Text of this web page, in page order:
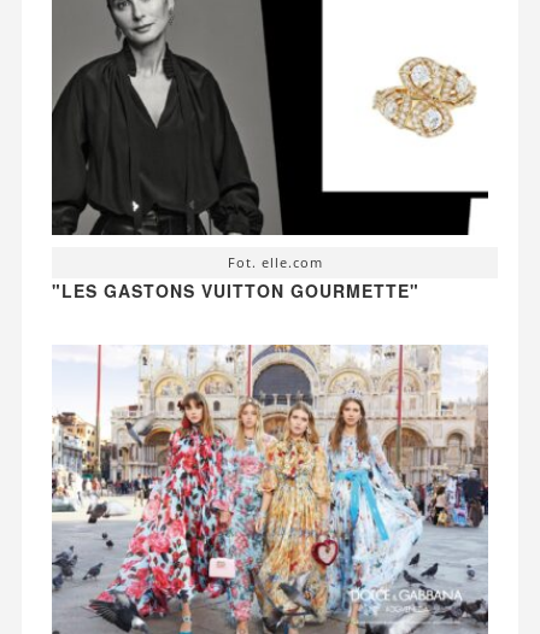
Fot. elle.com
"LES GASTONS VUITTON GOURMETTE"